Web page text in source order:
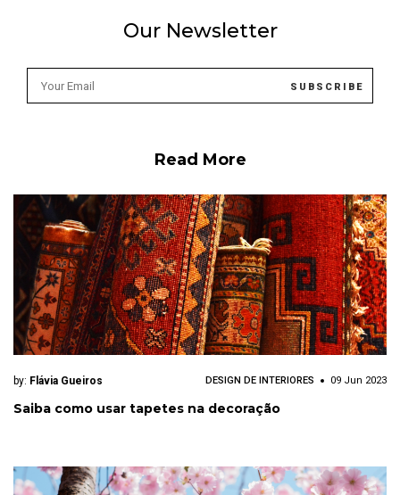
Our Newsletter
Read More
by: Flávia Gueiros DESIGN DE INTERIORES 09 Jun 2023
Saiba como usar tapetes na decoração